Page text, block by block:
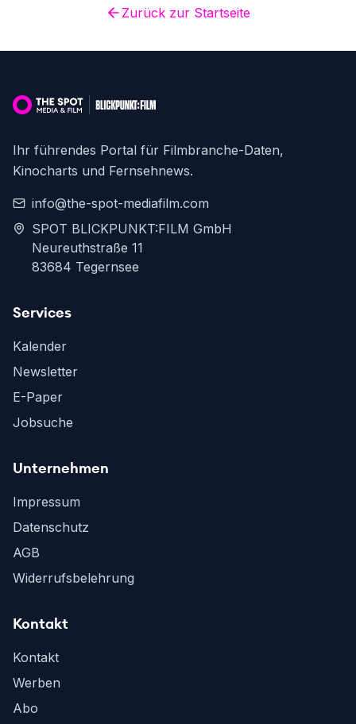
Zurück zur Startseite
Ihr führendes Portal für Filmbranche-Daten,
Kinocharts und Fernsehnews.
info@the-spot-mediafilm.com
SPOT BLICKPUNKT:FILM GmbH
Neureuthstraße 11
83684 Tegernsee
Services
Kalender
Newsletter
E-Paper
Jobsuche
Unternehmen
Impressum
Datenschutz
AGB
Widerrufsbelehrung
Kontakt
Kontakt
Werben
Abo